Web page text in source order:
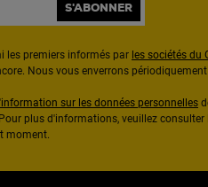
S'ABONNER
les premiers informés par les sociétés du
Nous vous enverrons
sur les données personnelles
plus d'informations, veuillez
moment.